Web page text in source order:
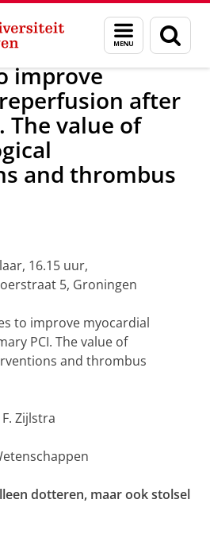
Menu
en
zoeken
Nieuwsberichten
improve
after
The value of
and thrombus
16.15 uur,
5, Groningen
to improve myocardial
PCI. The value of
and thrombus
Zijlstra
dotteren, maar ook stolsel